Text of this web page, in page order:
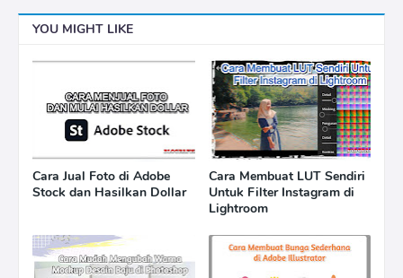
YOU MIGHT LIKE
Cara Jual Foto di Adobe
Stock dan Hasilkan Dollar
Cara Membuat LUT Sendiri
Untuk Filter Instagram di
Lightroom